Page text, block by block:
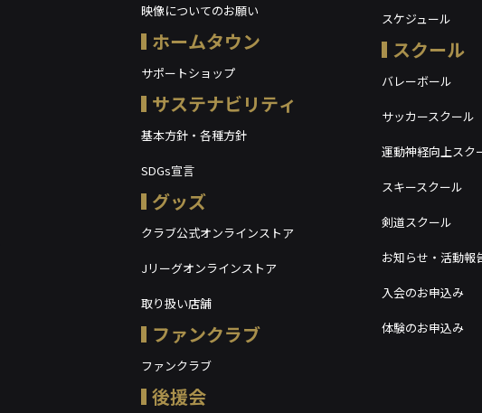
映像についてのお願い
ホームタウン
サポートショップ
サステナビリティ
基本方針・各種方針
SDGs宣言
グッズ
クラブ公式オンラインストア
Jリーグオンラインストア
取り扱い店舗
ファンクラブ
ファンクラブ
後援会
スケジュール
スクール
バレーボール
サッカースクール
運動神経向上スク
スキースクール
剣道スクール
お知らせ・活動報
入会のお申込み
体験のお申込み